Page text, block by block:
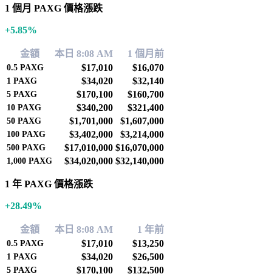
1 個月 PAXG 價格漲跌
+5.85%
金額 本日 8:08 AM 1 個月前
0.5 PAXG $17,010 $16,070
1 PAXG $34,020 $32,140
5 PAXG $170,100 $160,700
10 PAXG $340,200 $321,400
50 PAXG $1,701,000 $1,607,000
100 PAXG $3,402,000 $3,214,000
500 PAXG $17,010,000 $16,070,000
1,000 PAXG $34,020,000 $32,140,000
1 年 PAXG 價格漲跌
+28.49%
金額 本日 8:08 AM 1 年前
0.5 PAXG $17,010 $13,250
1 PAXG $34,020 $26,500
5 PAXG $170,100 $132,500